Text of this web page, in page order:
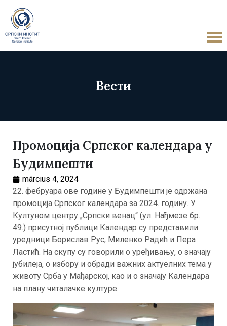
Вести
Промоција Српског календара у
Будимпешти
március 4, 2024
22. фебруара ове године у Будимпешти је одржана
промоција Српског календара за 2024. годину. У
Култуном центру „Српски венац“ (ул. Нађмезе бр.
49.) присутној публици Календар су представили
уредници Борислав Рус, Миленко Радић и Пера
Ластић. На скупу су говорили о уређивању, о значају
јубилеја, о избору и обради важних актуелних тема у
животу Срба у Мађарској, као и о значају Календара
на плану читалачке културе.